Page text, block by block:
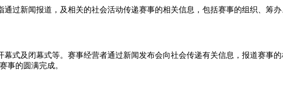
新闻报道，及相关的社会活动传递赛事的相关信息，包括赛事的组织、筹
及闭幕式等。赛事经营者通过新闻发布会向社会传递有关信息，报道赛事
事的圆满完成。